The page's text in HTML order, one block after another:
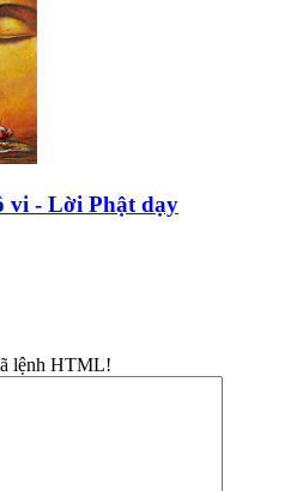
vi - Lời Phật dạy
lệnh HTML!